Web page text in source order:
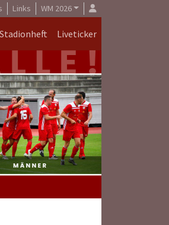
Links WM 2026
Stadionheft Liveticker